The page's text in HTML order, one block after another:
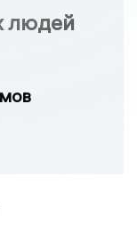
людей